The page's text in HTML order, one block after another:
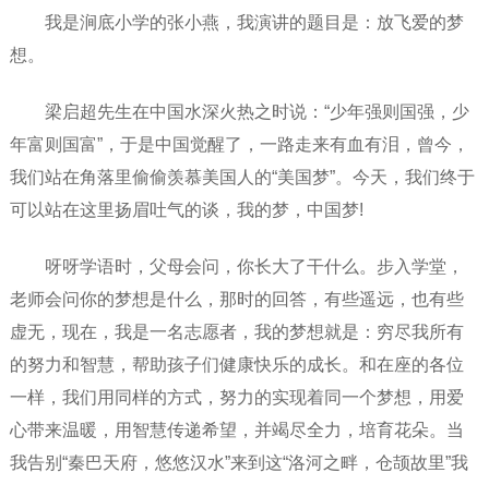
我是涧底小学的张小燕，我演讲的题目是：放飞爱的梦
想。
梁启超先生在中国水深火热之时说：“少年强则国强，少
年富则国富”，于是中国觉醒了，一路走来有血有泪，曾今，
我们站在角落里偷偷羡慕美国人的“美国梦”。今天，我们终于
可以站在这里扬眉吐气的谈，我的梦，中国梦!
呀呀学语时，父母会问，你长大了干什么。步入学堂，
老师会问你的梦想是什么，那时的回答，有些遥远，也有些
虚无，现在，我是一名志愿者，我的梦想就是：穷尽我所有
的努力和智慧，帮助孩子们健康快乐的成长。和在座的各位
一样，我们用同样的方式，努力的实现着同一个梦想，用爱
心带来温暖，用智慧传递希望，并竭尽全力，培育花朵。当
我告别“秦巴天府，悠悠汉水”来到这“洛河之畔，仓颉故里”我